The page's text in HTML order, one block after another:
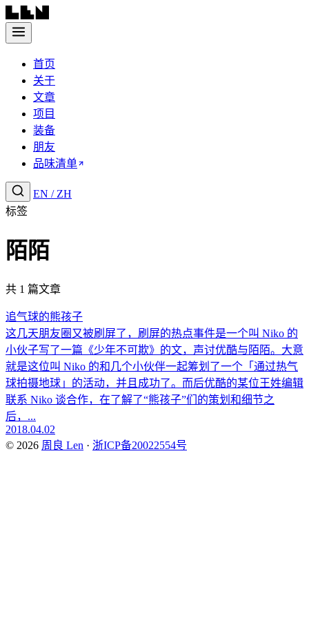
首页
关于
文章
项目
装备
朋友
品味清单
EN / ZH
标签
陌陌
共 1 篇文章
追气球的熊孩子
这几天朋友圈又被刷屏了，刷屏的热点事件是一个叫 Niko 的
小伙子写了一篇《少年不可欺》的文，声讨优酷与陌陌。大意
就是这位叫 Niko 的和几个小伙伴一起筹划了一个「通过热气
球拍摄地球」的活动，并且成功了。而后优酷的某位王姓编辑
联系 Niko 谈合作，在了解了“熊孩子”们的策划和细节之
后，...
2018.04.02
© 2026 周良 Len · 浙ICP备20022554号